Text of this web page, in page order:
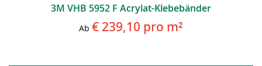
3M VHB 5952 F Acrylat-Klebebänder
Ab € 239,10 pro m²